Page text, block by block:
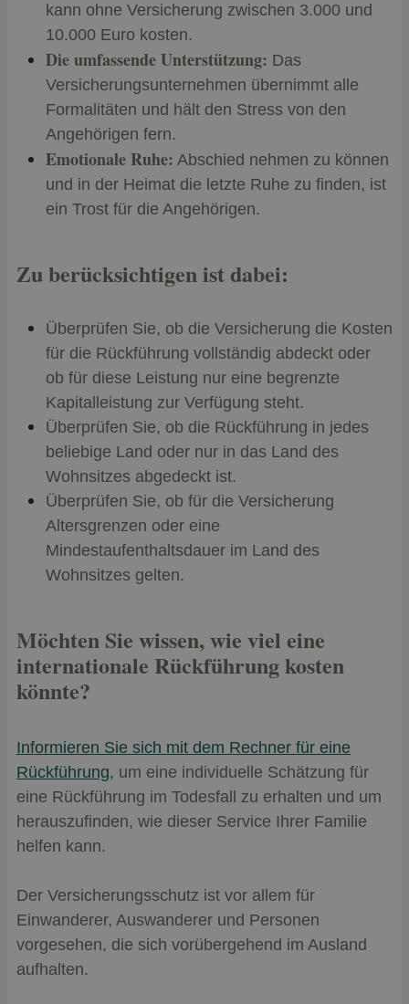
kann ohne Versicherung zwischen 3.000 und
10.000 Euro kosten.
Die umfassende Unterstützung: Das
Versicherungsunternehmen übernimmt alle
Formalitäten und hält den Stress von den
Angehörigen fern.
Emotionale Ruhe: Abschied nehmen zu können
und in der Heimat die letzte Ruhe zu finden, ist
ein Trost für die Angehörigen.
Zu berücksichtigen ist dabei:
Überprüfen Sie, ob die Versicherung die Kosten
für die Rückführung vollständig abdeckt oder
ob für diese Leistung nur eine begrenzte
Kapitalleistung zur Verfügung steht.
Überprüfen Sie, ob die Rückführung in jedes
beliebige Land oder nur in das Land des
Wohnsitzes abgedeckt ist.
Überprüfen Sie, ob für die Versicherung
Altersgrenzen oder eine
Mindestaufenthaltsdauer im Land des
Wohnsitzes gelten.
Möchten Sie wissen, wie viel eine
internationale Rückführung kosten
könnte?
Informieren Sie sich mit dem Rechner für eine
Rückführung, um eine individuelle Schätzung für
eine Rückführung im Todesfall zu erhalten und um
herauszufinden, wie dieser Service Ihrer Familie
helfen kann.
Der Versicherungsschutz ist vor allem für
Einwanderer, Auswanderer und Personen
vorgesehen, die sich vorübergehend im Ausland
aufhalten.